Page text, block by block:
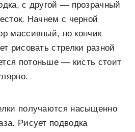
с другой — прозрачный
Начнем с черной
массивный, но кончик
рисовать стрелки разной
потоньше — кисть стоит
получаются насыщенно
Рисует подводка